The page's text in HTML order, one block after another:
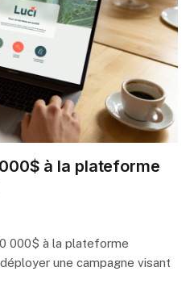
à la plateforme
000$ à la plateforme
une campagne visant